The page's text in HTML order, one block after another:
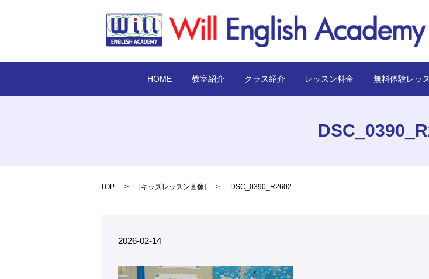
HOME 教室紹介 クラス紹介 レッスン料金 無料体験レッ
TOP [キッズレッスン画像] DSC_0390_R2602
2026-02-14